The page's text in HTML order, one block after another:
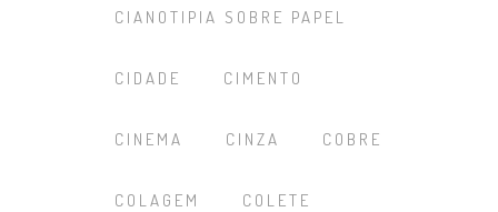
CIANOTIPIA SOBRE PAPEL
CIDADE CIMENTO
CINEMA CINZA COBRE
COLAGEM COLETE